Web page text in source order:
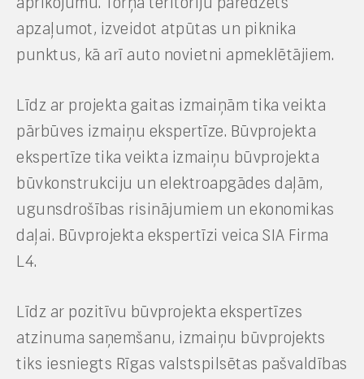
apzaļumot, izveidot atpūtas un piknika
punktus, kā arī auto novietni apmeklētājiem.
Līdz ar projekta gaitas izmaiņām tika veikta
pārbūves izmaiņu ekspertīze. Būvprojekta
ekspertīze tika veikta izmaiņu būvprojekta
būvkonstrukciju un elektroapgādes daļām,
ugunsdrošības risinājumiem un ekonomikas
daļai. Būvprojekta ekspertīzi veica SIA Firma
L4.
Līdz ar pozitīvu būvprojekta ekspertīzes
atzinuma saņemšanu, izmaiņu būvprojekts
tiks iesniegts Rīgas valstspilsētas pašvaldības